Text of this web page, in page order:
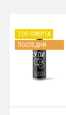
ТОП ОФЕРТА
ПОСЛЕДНИ
АРТИКУЛИ